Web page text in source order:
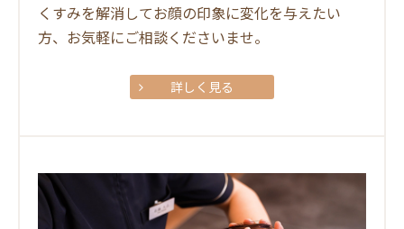
くすみを解消してお顔の印象に変化を与えたい
方、お気軽にご相談くださいませ。
詳しく見る